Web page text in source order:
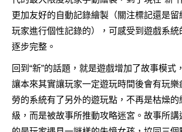
更加友好的自動記錄繪製（關注標記還是留
玩家進行個性記錄的），可感受到遊戲系統
逐步完整。
回到“新”的話題，就是遊戲增加了故事模式，
讓本來其實讓玩家一定遊玩時間後會有玩樂
勞的系統有了另外的遊玩點，不再是枯燥的
級，而是被故事所推動攻略迷宮。故事所講